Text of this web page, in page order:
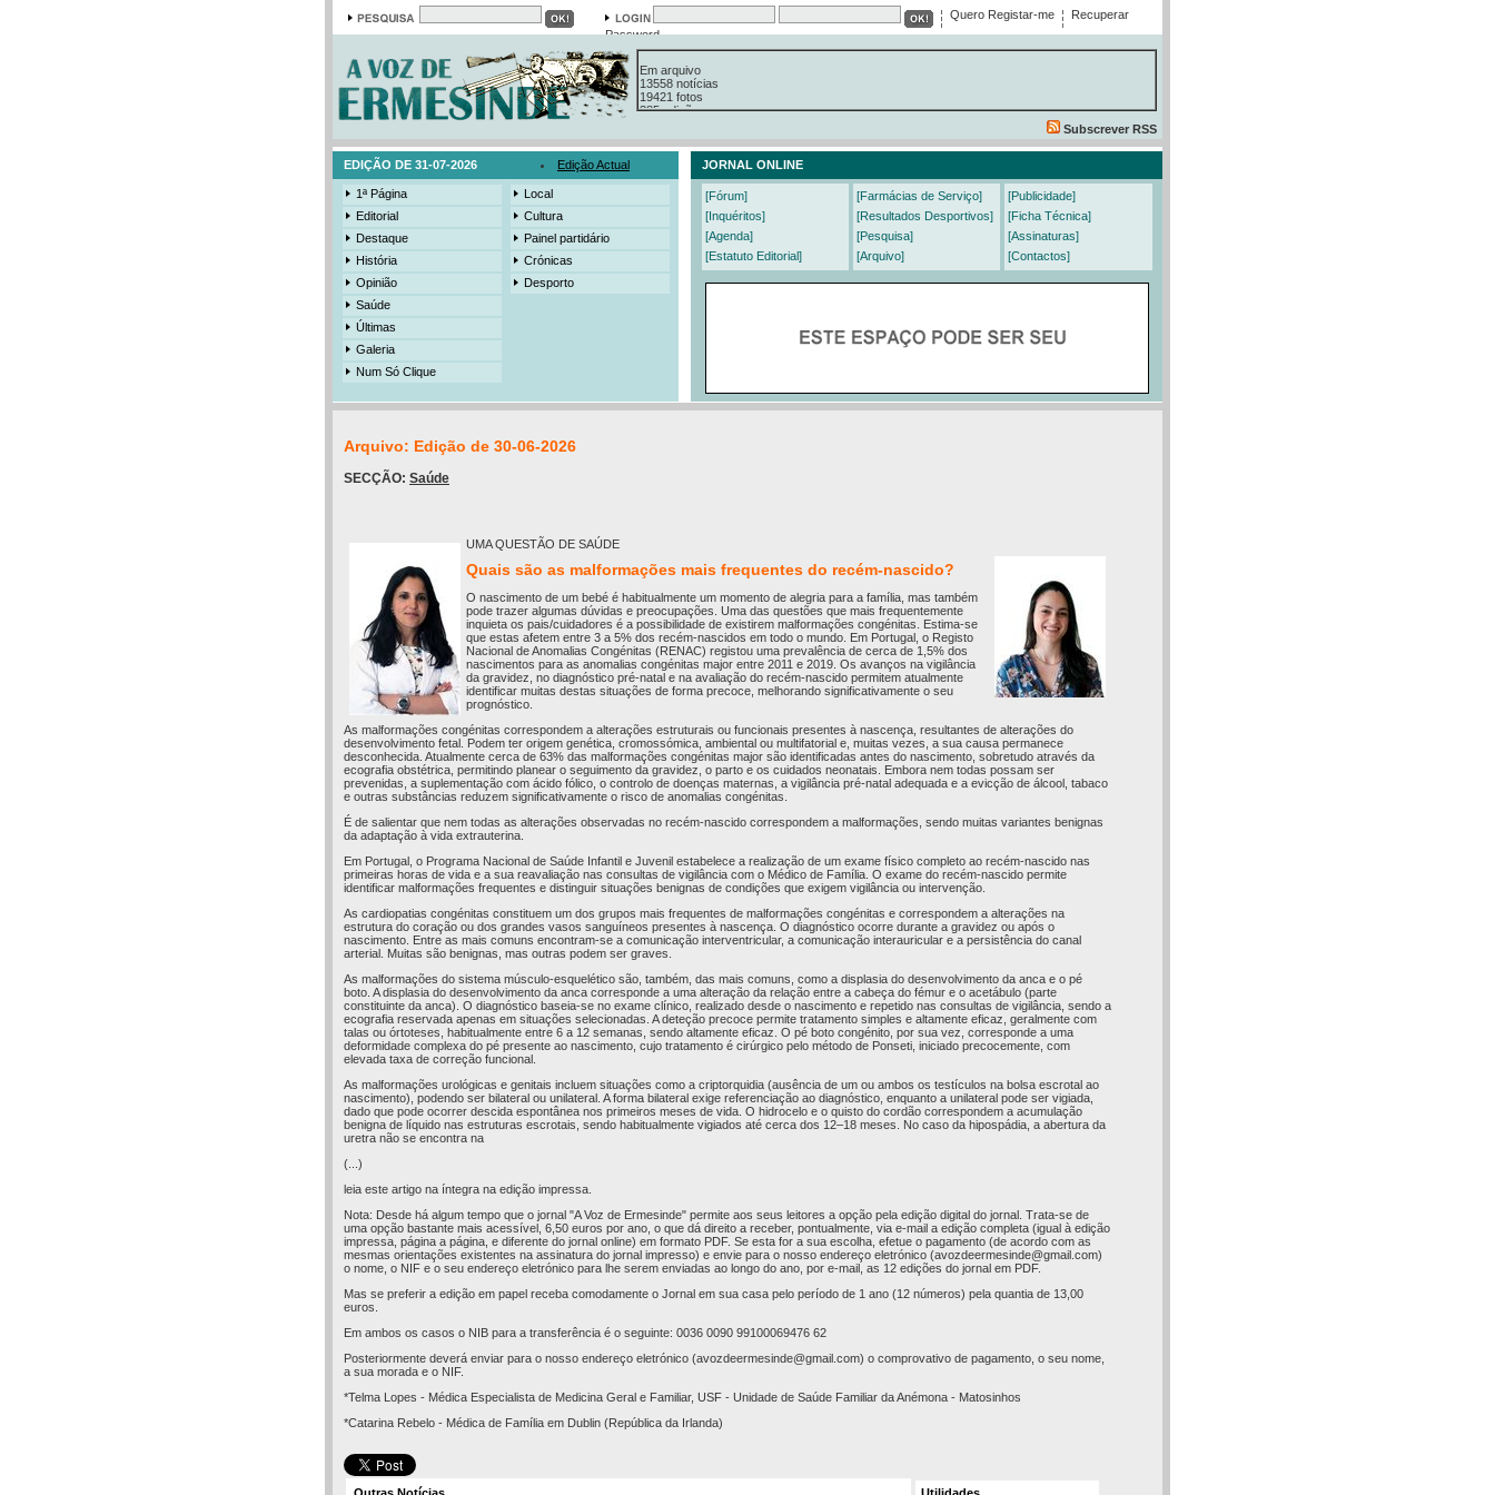
Quero Registar-me
Recuperar
Password
13558 notícias
19421 fotos
385 edições
3206 mensagens
Subscrever RSS
EDIÇÃO DE 31-07-2026 Edição Actual JORNAL ONLINE
1ª Página
Editorial
Destaque
História
Opinião
Saúde
Últimas
Galeria
Num Só Clique
Local
Cultura
Painel partidário
Crónicas
Desporto
[Fórum]
[Inquéritos]
[Agenda]
[Estatuto Editorial]
[Farmácias de Serviço]
[Resultados Desportivos]
[Pesquisa]
[Arquivo]
[Publicidade]
[Ficha Técnica]
[Assinaturas]
[Contactos]
Arquivo: Edição de 30-06-2026
SECÇÃO: Saúde
UMA QUESTÃO DE SAÚDE
Quais são as malformações mais frequentes do recém-nascido?
O nascimento de um bebé é habitualmente um momento de alegria para a família, mas também
pode trazer algumas dúvidas e preocupações. Uma das questões que mais frequentemente
inquieta os pais/cuidadores é a possibilidade de existirem malformações congénitas. Estima-se
que estas afetem entre 3 a 5% dos recém-nascidos em todo o mundo. Em Portugal, o Registo
Nacional de Anomalias Congénitas (RENAC) registou uma prevalência de cerca de 1,5% dos
nascimentos para as anomalias congénitas major entre 2011 e 2019. Os avanços na vigilância
da gravidez, no diagnóstico pré-natal e na avaliação do recém-nascido permitem atualmente
identificar muitas destas situações de forma precoce, melhorando significativamente o seu
prognóstico.
As malformações congénitas correspondem a alterações estruturais ou funcionais presentes à nascença, resultantes de alterações do
desenvolvimento fetal. Podem ter origem genética, cromossómica, ambiental ou multifatorial e, muitas vezes, a sua causa permanece
desconhecida. Atualmente cerca de 63% das malformações congénitas major são identificadas antes do nascimento, sobretudo através da
ecografia obstétrica, permitindo planear o seguimento da gravidez, o parto e os cuidados neonatais. Embora nem todas possam ser
prevenidas, a suplementação com ácido fólico, o controlo de doenças maternas, a vigilância pré-natal adequada e a evicção de álcool, tabaco
e outras substâncias reduzem significativamente o risco de anomalias congénitas.
É de salientar que nem todas as alterações observadas no recém-nascido correspondem a malformações, sendo muitas variantes benignas
da adaptação à vida extrauterina.
Em Portugal, o Programa Nacional de Saúde Infantil e Juvenil estabelece a realização de um exame físico completo ao recém-nascido nas
primeiras horas de vida e a sua reavaliação nas consultas de vigilância com o Médico de Família. O exame do recém-nascido permite
identificar malformações frequentes e distinguir situações benignas de condições que exigem vigilância ou intervenção.
As cardiopatias congénitas constituem um dos grupos mais frequentes de malformações congénitas e correspondem a alterações na
estrutura do coração ou dos grandes vasos sanguíneos presentes à nascença. O diagnóstico ocorre durante a gravidez ou após o
nascimento. Entre as mais comuns encontram-se a comunicação interventricular, a comunicação interauricular e a persistência do canal
arterial. Muitas são benignas, mas outras podem ser graves.
As malformações do sistema músculo-esquelético são, também, das mais comuns, como a displasia do desenvolvimento da anca e o pé
boto. A displasia do desenvolvimento da anca corresponde a uma alteração da relação entre a cabeça do fémur e o acetábulo (parte
constituinte da anca). O diagnóstico baseia-se no exame clínico, realizado desde o nascimento e repetido nas consultas de vigilância, sendo a
ecografia reservada apenas em situações selecionadas. A deteção precoce permite tratamento simples e altamente eficaz, geralmente com
talas ou órtoteses, habitualmente entre 6 a 12 semanas, sendo altamente eficaz. O pé boto congénito, por sua vez, corresponde a uma
deformidade complexa do pé presente ao nascimento, cujo tratamento é cirúrgico pelo método de Ponseti, iniciado precocemente, com
elevada taxa de correção funcional.
As malformações urológicas e genitais incluem situações como a criptorquidia (ausência de um ou ambos os testículos na bolsa escrotal ao
nascimento), podendo ser bilateral ou unilateral. A forma bilateral exige referenciação ao diagnóstico, enquanto a unilateral pode ser vigiada,
dado que pode ocorrer descida espontânea nos primeiros meses de vida. O hidrocelo e o quisto do cordão correspondem a acumulação
benigna de líquido nas estruturas escrotais, sendo habitualmente vigiados até cerca dos 12–18 meses. No caso da hipospádia, a abertura da
uretra não se encontra na
(...)
leia este artigo na íntegra na edição impressa.
Nota: Desde há algum tempo que o jornal "A Voz de Ermesinde" permite aos seus leitores a opção pela edição digital do jornal. Trata-se de
uma opção bastante mais acessível, 6,50 euros por ano, o que dá direito a receber, pontualmente, via e-mail a edição completa (igual à edição
impressa, página a página, e diferente do jornal online) em formato PDF. Se esta for a sua escolha, efetue o pagamento (de acordo com as
mesmas orientações existentes na assinatura do jornal impresso) e envie para o nosso endereço eletrónico (avozdeermesinde@gmail.com)
o nome, o NIF e o seu endereço eletrónico para lhe serem enviadas ao longo do ano, por e-mail, as 12 edições do jornal em PDF.
Mas se preferir a edição em papel receba comodamente o Jornal em sua casa pelo período de 1 ano (12 números) pela quantia de 13,00
euros.
Em ambos os casos o NIB para a transferência é o seguinte: 0036 0090 99100069476 62
Posteriormente deverá enviar para o nosso endereço eletrónico (avozdeermesinde@gmail.com) o comprovativo de pagamento, o seu nome,
a sua morada e o NIF.
*Telma Lopes - Médica Especialista de Medicina Geral e Familiar, USF - Unidade de Saúde Familiar da Anémona - Matosinhos
*Catarina Rebelo - Médica de Família em Dublin (República da Irlanda)